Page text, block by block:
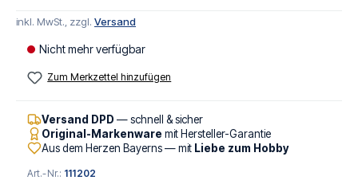
inkl. MwSt., zzgl. Versand
Nicht mehr verfügbar
Zum Merkzettel hinzufügen
Versand DPD — schnell & sicher
Original-Markenware mit Hersteller-Garantie
Aus dem Herzen Bayerns — mit Liebe zum Hobby
Art.-Nr.: 111202